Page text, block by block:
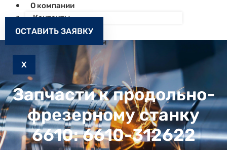
О компании
Контакты
Как заказать
Запчасти к станкам
X
ОСТАВИТЬ ЗАЯВКУ
Запчасти к продольно-
фрезерному станку
6610: 6610-312622